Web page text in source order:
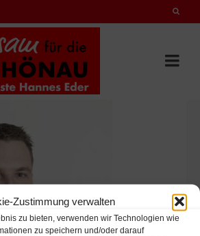
Zustimmung verwalten
zu bieten, verwenden wir Technologien wie
zu speichern und/oder darauf